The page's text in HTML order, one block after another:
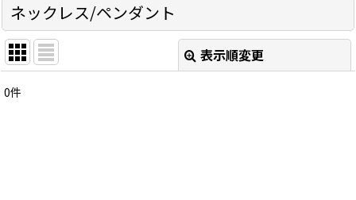
ネックレス/ペンダント
表示順変更
表示数
0件